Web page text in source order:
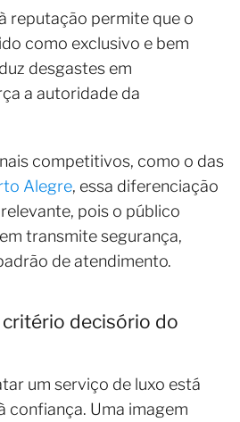
reputação permite que o
como exclusivo e bem
desgastes em
a autoridade da
competitivos, como o das
Alegre, essa diferenciação
pois o público
transmite segurança,
de atendimento.
decisório do
um serviço de luxo está
confiança. Uma imagem